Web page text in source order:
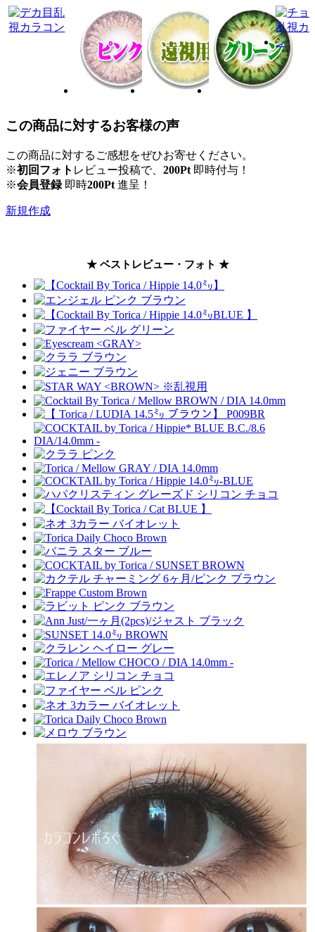
この商品に対するお客様の声
この商品に対するご感想をぜひお寄せください。
※初回フォト レビュー投稿で、 200Pt 即時付与！
※会員登録即時200Pt 進呈！
新規作成
★ ベストレビュー・フォト ★